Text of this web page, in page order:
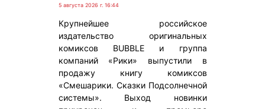
5 августа 2026 г. 16:44
Крупнейшее российское
издательство оригинальных
комиксов BUBBLE и группа
компаний «Рики» выпустили в
продажу книгу комиксов
«Смешарики. Сказки Подсолнечной
системы». Выход новинки